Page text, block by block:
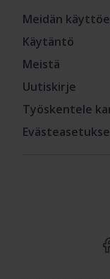
Meidän
Käytäntö
Meistä
Uutiskirje
Työskentele